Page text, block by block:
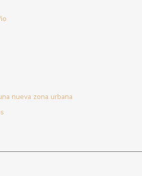
nueva zona urbana